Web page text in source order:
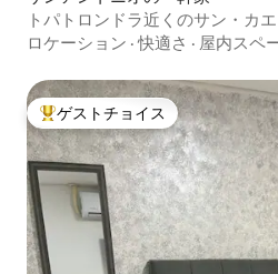
トパトロンドラ近くのサン・カ
ロケーション ·快適さ · 屋内スペ
大好評のゲストチョイスです。
ゲストチョイス